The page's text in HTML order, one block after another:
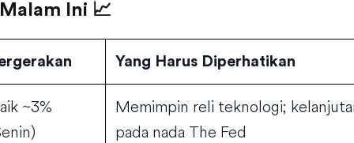
Ini 📈
Yang Harus Diperhatikan
~3%
Memimpin reli teknologi;
pada nada The Fed